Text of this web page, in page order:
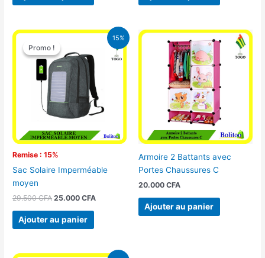
15%
Promo !
Remise : 15%
Promo !
Sac Solaire Imperméable
moyen
29.500CFA
Le
prix
initial
était :
29.500 CFA.
25.000CFA
Le
prix
actuel
Ajouter au panier
Armoire 2 Battants avec
Portes Chaussures C
20.000 CFA
Ajouter au panier